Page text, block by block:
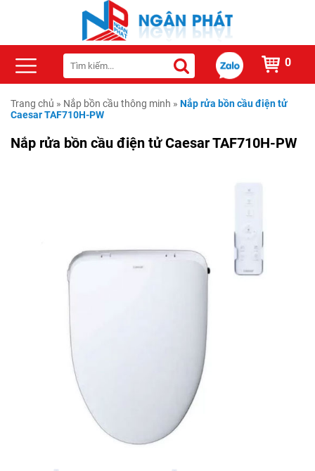
0
Trang chủ » Nắp bồn cầu thông minh » Nắp rửa bồn cầu điện tử
Caesar TAF710H-PW
Nắp rửa bồn cầu điện tử Caesar TAF710H-PW